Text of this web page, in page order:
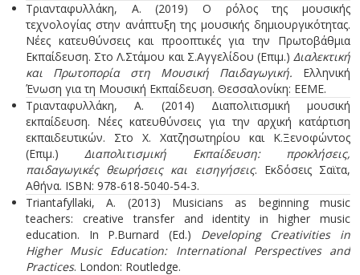
Τριανταφυλλάκη, Α. (2019) Ο ρόλος της μουσικής
τεχνολογίας στην ανάπτυξη της μουσικής δημιουργικότητας.
Νέες κατευθύνσεις και προοπτικές για την Πρωτοβάθμια
Εκπαίδευση. Στο Λ.Στάμου και Σ.Αγγελίδου (Eπιμ.) Διαλεκτική
και Πρωτοπορία στη Μουσική Παιδαγωγική. Ελληνική
Ένωση για τη Μουσική Εκπαίδευση. Θεσσαλονίκη: EEME.
Τριανταφυλλάκη, Α. (2014) Διαπολιτισμική μουσική
εκπαίδευση. Νέες κατευθύνσεις για την αρχική κατάρτιση
εκπαιδευτικών. Στο Χ. Χατζησωτηρίου και Κ.Ξενοφώντος
(Eπιμ.)Διαπολιτισμική Εκπαίδευση: προκλήσεις,
παιδαγωγικές θεωρήσεις και εισηγήσεις. Εκδόσεις Σαϊτα,
Αθήνα. ISBN: 978-618-5040-54-3.
Triantafyllaki, A. (2013) Musicians as beginning music
teachers: creative transfer and identity in higher music
education. In P.Burnard (Εd.) Developing Creativities in
Higher Music Education: International Perspectives and
Practices. London: Routledge.